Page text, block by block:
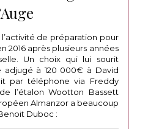
de préparation pour
2016 après plusieurs années
Un choix qui lui sourit
adjugé à 120 000€ à David
par téléphone via Freddy
l’étalon Wootton Bassett
Almanzor a beaucoup
Duboc :